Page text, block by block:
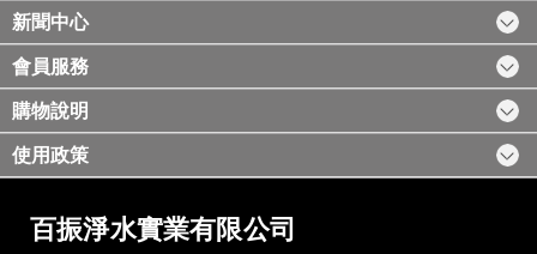
新聞中心
會員服務
購物說明
使用政策
百振淨水實業有限公司